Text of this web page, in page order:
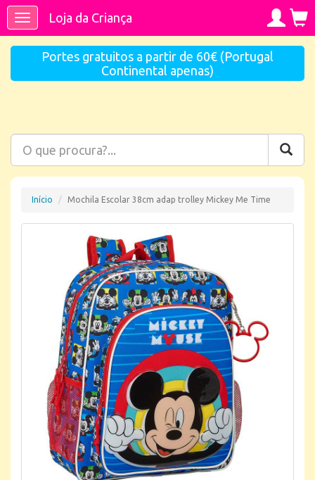
ToggleLoja da Criança
Portes gratuitos a partir de 60€ (Portugal
Continental apenas)
Início Mochila Escolar 38cm adap trolley Mickey Me Time